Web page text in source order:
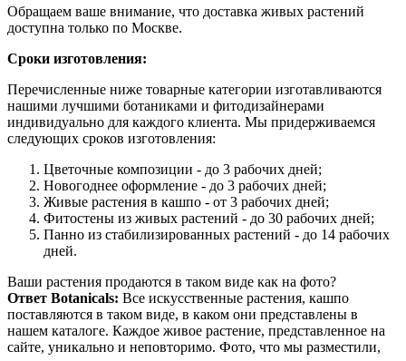
Обращаем ваше внимание, что доставка живых растений
доступна только по Москве.
Сроки изготовления:
Перечисленные ниже товарные категории изготавливаются
нашими лучшими ботаниками и фитодизайнерами
индивидуально для каждого клиента. Мы придерживаемся
следующих сроков изготовления:
Цветочные композиции - до 3 рабочих дней;
Новогоднее оформление - до 3 рабочих дней;
Живые растения в кашпо - от 3 рабочих дней;
Фитостены из живых растений - до 30 рабочих дней;
Панно из стабилизированных растений - до 14 рабочих
дней.
Ваши растения продаются в таком виде как на фото?
Ответ Botanicals: Все искусственные растения, кашпо
поставляются в таком виде, в каком они представлены в
нашем каталоге. Каждое живое растение, представленное на
сайте, уникально и неповторимо. Фото, что мы разместили,